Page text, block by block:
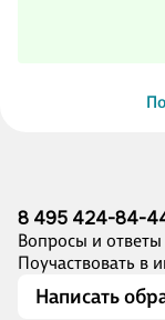
8 495 424-84-
Вопросы и ответы
Поучаствовать в
Написать